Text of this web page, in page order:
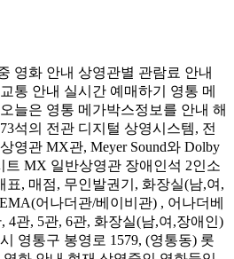
영화 안내 상영관별 관람료 안내
통 안내 실시간 예매하기 영통 메
늘은 영통 메가박스정보를 안내 해
석의 전관 디지털 상영시스템, 전
영관 MX관, Meyer Sound와 Dolby
트 MX 일반상영관 장애인석 2인소
표, 매점, 무인발권기, 화장실(남,여,
어나더관/베이비관) , 어나더베
4관, 5관, 6관, 화장실(남,여,장애인)
영통구 봉영로 1579, (영통동) 롯